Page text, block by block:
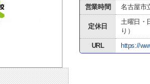
営業時間
名古屋市
定休日
土曜日・
り）
URL
https://